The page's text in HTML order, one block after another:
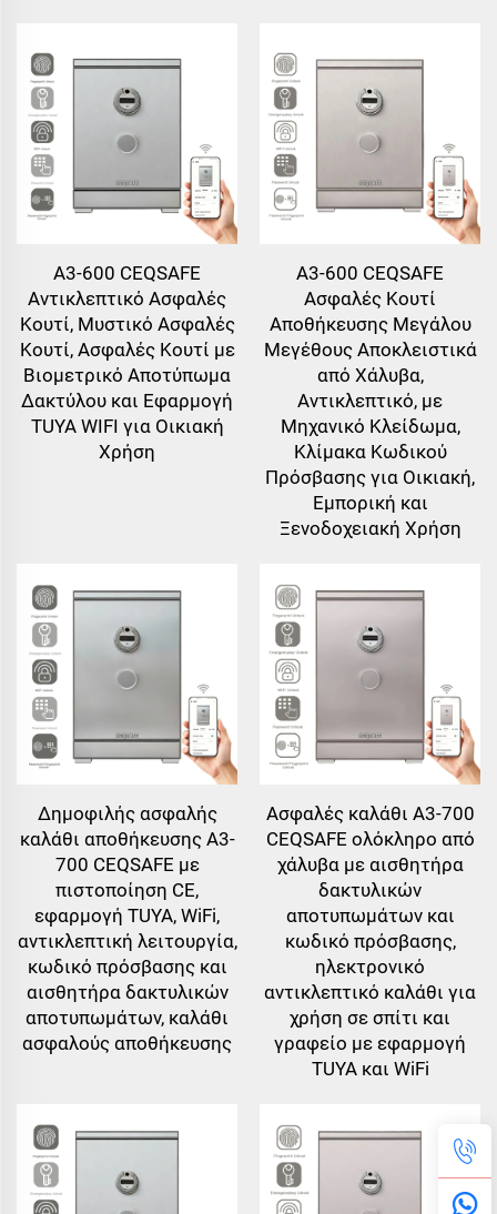
A3-600 CEQSAFE
Αντικλεπτικό Ασφαλές
Κουτί, Μυστικό Ασφαλές
Κουτί, Ασφαλές Κουτί με
Βιομετρικό Αποτύπωμα
Δακτύλου και Εφαρμογή
TUYA WIFI για Οικιακή
Χρήση
A3-600 CEQSAFE
Ασφαλές Κουτί
Αποθήκευσης Μεγάλου
Μεγέθους Αποκλειστικά
από Χάλυβα,
Αντικλεπτικό, με
Μηχανικό Κλείδωμα,
Κλίμακα Κωδικού
Πρόσβασης για Οικιακή,
Εμπορική και
Ξενοδοχειακή Χρήση
Δημοφιλής ασφαλής
καλάθι αποθήκευσης A3-
700 CEQSAFE με
πιστοποίηση CE,
εφαρμογή TUYA, WiFi,
αντικλεπτική λειτουργία,
κωδικό πρόσβασης και
αισθητήρα δακτυλικών
αποτυπωμάτων, καλάθι
ασφαλούς αποθήκευσης
Ασφαλές καλάθι A3-700
CEQSAFE ολόκληρο από
χάλυβα με αισθητήρα
δακτυλικών
αποτυπωμάτων και
κωδικό πρόσβασης,
ηλεκτρονικό
αντικλεπτικό καλάθι για
χρήση σε σπίτι και
γραφείο με εφαρμογή
TUYA και WiFi